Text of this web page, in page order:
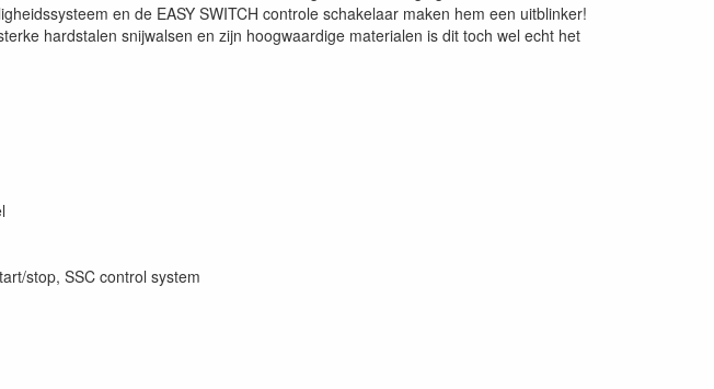
en de EASY SWITCH controle schakelaar maken hem een uitblinker!
hardstalen snijwalsen en zijn hoogwaardige materialen is dit toch wel echt het
stop, SSC control system